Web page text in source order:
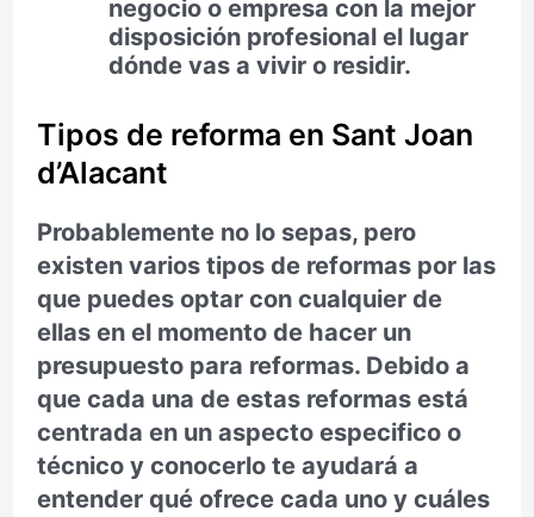
negocio o empresa con la mejor
disposición profesional el lugar
dónde vas a vivir o residir.
Tipos de reforma en Sant Joan
d’Alacant
Probablemente no lo sepas, pero
existen varios tipos de reformas por las
que puedes optar con cualquier de
ellas en el momento de hacer un
presupuesto para reformas. Debido a
que cada una de estas reformas está
centrada en un aspecto especifico o
técnico y conocerlo te ayudará a
entender qué ofrece cada uno y cuáles